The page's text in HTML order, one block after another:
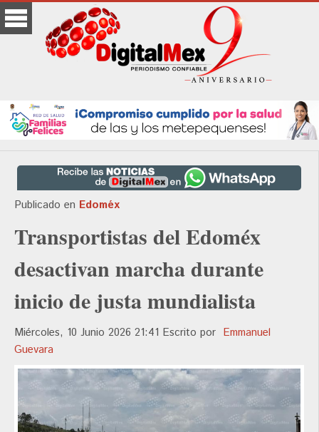
Publicado en Edoméx
Transportistas del Edoméx
desactivan marcha durante
inicio de justa mundialista
Miércoles, 10 Junio 2026 21:41 Escrito por Emmanuel
Guevara